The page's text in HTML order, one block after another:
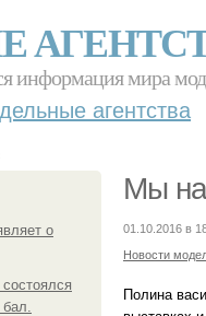
информация мира
агентства
о
Мы
01.10.2016 в
Новости
Полина